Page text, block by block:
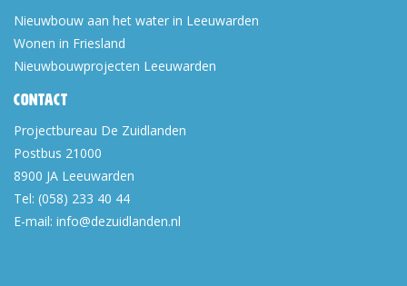
Nieuwbouw aan het water in Leeuwarden
Wonen in Friesland
Nieuwbouwprojecten Leeuwarden
Contact
Projectbureau De Zuidlanden
Postbus 21000
8900 JA Leeuwarden
Tel: (058) 233 40 44
E-mail: info@dezuidlanden.nl